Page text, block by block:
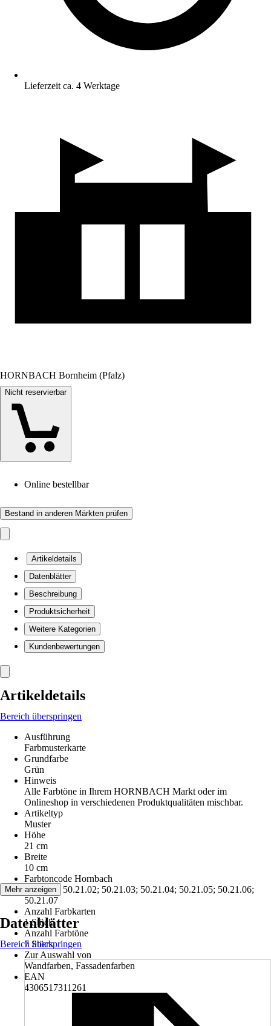
Lieferzeit ca. 4 Werktage
HORNBACH Bornheim (Pfalz)
Nicht reservierbar
Online bestellbar
Bestand in anderen Märkten prüfen
Artikeldetails
Datenblätter
Beschreibung
Produktsicherheit
Weitere Kategorien
Kundenbewertungen
Artikeldetails
Bereich überspringen
Ausführung
Farbmusterkarte
Grundfarbe
Grün
Hinweis
Alle Farbtöne in Ihrem HORNBACH Markt oder im
Onlineshop in verschiedenen Produktqualitäten mischbar.
Artikeltyp
Muster
Höhe
21 cm
Breite
10 cm
Farbtoncode Hornbach
50.21.01; 50.21.02; 50.21.03; 50.21.04; 50.21.05; 50.21.06;
50.21.07
Anzahl Farbkarten
1 Stück
Anzahl Farbtöne
7 Stück
Zur Auswahl von
Wandfarben, Fassadenfarben
EAN
4306517311261
Mehr anzeigen
Datenblätter
Bereich überspringen